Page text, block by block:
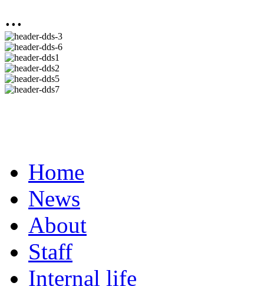
...
Home
News
About
Staff
Internal life